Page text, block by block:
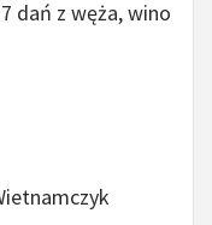
dań z węża, wino